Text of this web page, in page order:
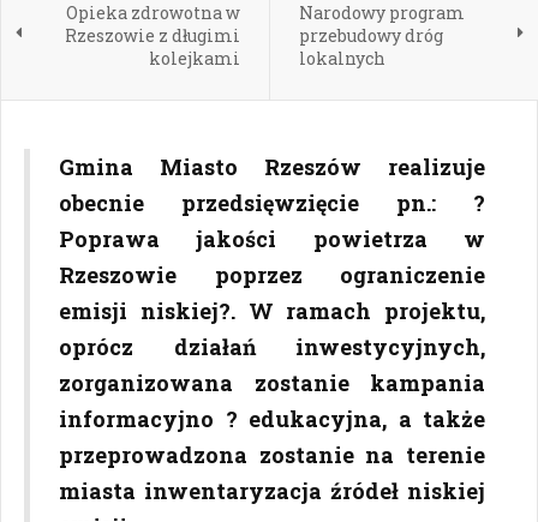
Opieka zdrowotna w
Rzeszowie z długimi
kolejkami
Narodowy program
przebudowy dróg
lokalnych
Gmina Miasto Rzeszów realizuje
obecnie przedsięwzięcie pn.: ?
Poprawa jakości powietrza w
Rzeszowie poprzez ograniczenie
emisji niskiej?. W ramach projektu,
oprócz działań inwestycyjnych,
zorganizowana zostanie kampania
informacyjno ? edukacyjna, a także
przeprowadzona zostanie na terenie
miasta inwentaryzacja źródeł niskiej